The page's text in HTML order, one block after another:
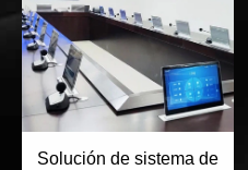
Solución de sistema de